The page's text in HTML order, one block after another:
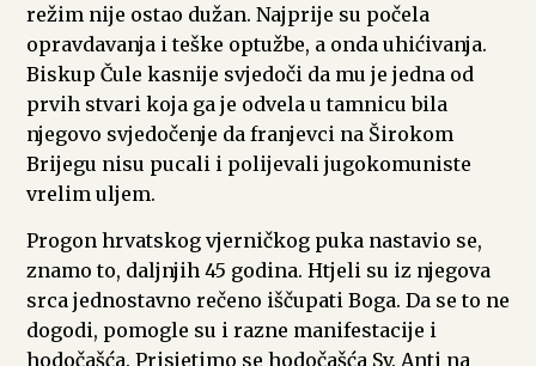
režim nije ostao dužan. Najprije su počela
opravdavanja i teške optužbe, a onda uhićivanja.
Biskup Čule kasnije svjedoči da mu je jedna od
prvih stvari koja ga je odvela u tamnicu bila
njegovo svjedočenje da franjevci na Širokom
Brijegu nisu pucali i polijevali jugokomuniste
vrelim uljem.
Progon hrvatskog vjerničkog puka nastavio se,
znamo to, daljnjih 45 godina. Htjeli su iz njegova
srca jednostavno rečeno iščupati Boga. Da se to ne
dogodi, pomogle su i razne manifestacije i
hodočašća. Prisjetimo se hodočašća Sv. Anti na